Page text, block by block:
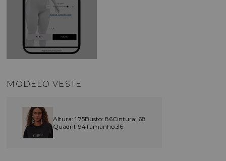
MODELO VESTE
Altura: 1.75Busto: 86Cintura: 68
Quadril: 94Tamanho:36